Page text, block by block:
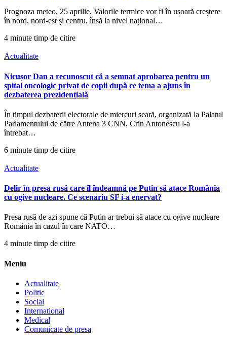
Prognoza meteo, 25 aprilie. Valorile termice vor fi în ușoară creștere
în nord, nord-est și centru, însă la nivel național…
4 minute timp de citire
Actualitate
Nicușor Dan a recunoscut că a semnat aprobarea pentru un
spital oncologic privat de copii după ce tema a ajuns în
dezbaterea prezidențială
În timpul dezbaterii electorale de miercuri seară, organizată la Palatul
Parlamentului de către Antena 3 CNN, Crin Antonescu l-a
întrebat…
6 minute timp de citire
Actualitate
Delir în presa rusă care îl îndeamnă pe Putin să atace România
cu ogive nucleare. Ce scenariu SF i-a enervat?
Presa rusă de azi spune că Putin ar trebui să atace cu ogive nucleare
România în cazul în care NATO…
4 minute timp de citire
Meniu
Actualitate
Politic
Social
International
Medical
Comunicate de presa